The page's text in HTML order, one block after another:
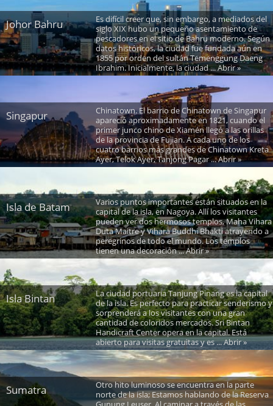
Johor Bahru
Es difícil creer que, sin embargo, a mediados del
siglo XIX hubo un pequeño asentamiento de
pescadores en el sitio de Bahru moderno. Según
datos históricos, la ciudad fue fundada aún en
1855 por orden del sultán Temenggung Daeng
Ibrahim. Inicialmente, la ciudad ... Abrir »
Singapur
Chinatown. El barrio de Chinatown de Singapur
apareció aproximadamente en 1821, cuando el
primer junco chino de Xiamén llegó a las orillas
de la provincia de Fujian. A cada uno de los
cuatro barrios más grandes de Chinatown Kreta
Ayer, Telok Ayer, Tanjong Pagar ... Abrir »
Isla de Batam
Varios puntos importantes están situados en la
capital de la isla, en Nagoya. Allí los visitantes
pueden ver dos hermosos templos, Maha Vihara
Duta Maitre y Vihara Buddhi Bhakti atrayendo a
peregrinos de todo el mundo. Los templos
tienen una decoración ... Abrir »
Isla Bintan
La ciudad portuaria Tanjung Pinang es la capital
de la isla. Es perfecto para practicar senderismo y
sorprenderá a los visitantes con una gran
cantidad de coloridos mercados. Sri Bintan
Handicraft Center opera en la capital. Está
abierto para visitas gratuitas y es ... Abrir »
Sumatra
Otro hito luminoso se encuentra en la parte
norte de la isla; Estamos hablando de la Reserva